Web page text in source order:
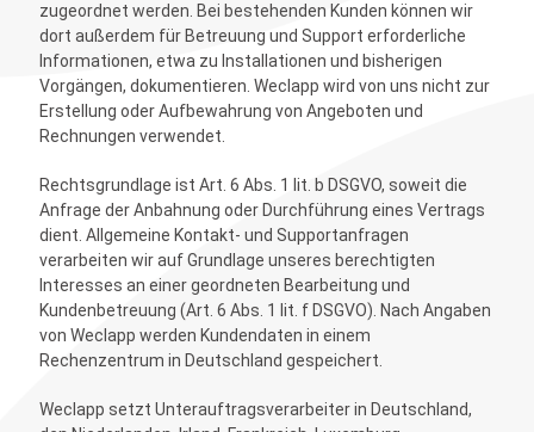
zugeordnet werden. Bei bestehenden Kunden können wir
dort außerdem für Betreuung und Support erforderliche
Informationen, etwa zu Installationen und bisherigen
Vorgängen, dokumentieren. Weclapp wird von uns nicht zur
Erstellung oder Aufbewahrung von Angeboten und
Rechnungen verwendet.
Rechtsgrundlage ist Art. 6 Abs. 1 lit. b DSGVO, soweit die
Anfrage der Anbahnung oder Durchführung eines Vertrags
dient. Allgemeine Kontakt- und Supportanfragen
verarbeiten wir auf Grundlage unseres berechtigten
Interesses an einer geordneten Bearbeitung und
Kundenbetreuung (Art. 6 Abs. 1 lit. f DSGVO). Nach Angaben
von Weclapp werden Kundendaten in einem
Rechenzentrum in Deutschland gespeichert.
Weclapp setzt Unterauftragsverarbeiter in Deutschland,